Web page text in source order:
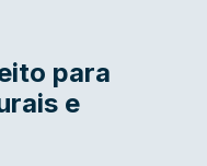
para
e